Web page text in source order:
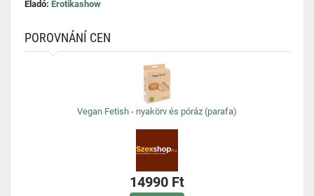
Eladó: Erotikashow
POROVNÁNÍ CEN
Vegan Fetish - nyakörv és póráz (parafa)
14990 Ft